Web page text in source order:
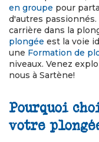
en groupe pour
d'autres
carrière dans la
plongée est la voie
une Formation de
niveaux. Venez
nous à Sartène!
Pourquoi
votre